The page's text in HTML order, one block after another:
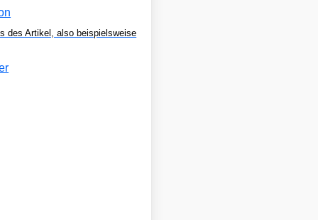
des Artikel, also beispielsweise